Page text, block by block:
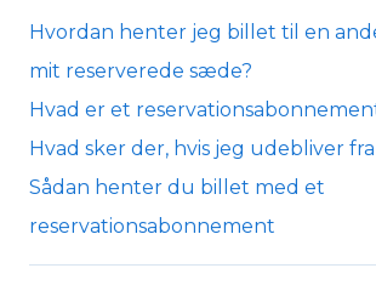
Hvordan henter jeg billet til en
mit reserverede sæde?
Hvad er et
Hvad sker der, hvis jeg udebliver
Sådan henter du billet med et
reservationsabonnement